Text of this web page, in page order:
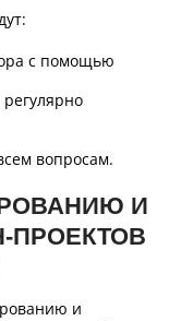
с помощью
вопросам.
И
ПРОЕКТОВ
и